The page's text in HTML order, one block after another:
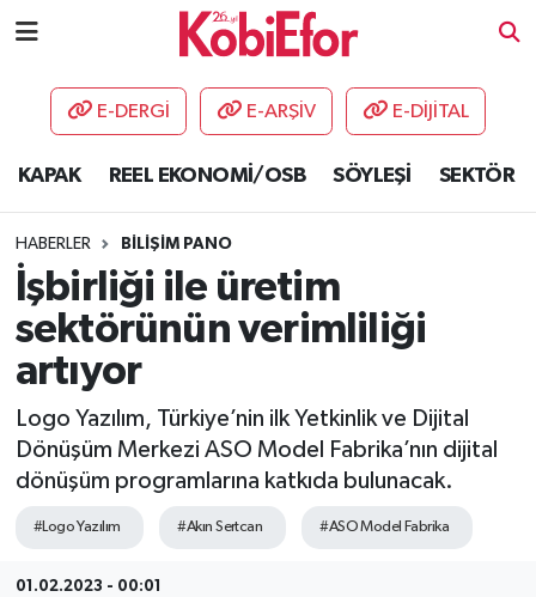
E-DERGİ E-ARŞİV E-DİJİTAL
KAPAK REEL EKONOMİ/OSB SÖYLEŞİ SEKTÖR
HABERLER BİLİŞİM PANO
İşbirliği ile üretim
sektörünün verimliliği
artıyor
Logo Yazılım, Türkiye’nin ilk Yetkinlik ve Dijital
Dönüşüm Merkezi ASO Model Fabrika’nın dijital
dönüşüm programlarına katkıda bulunacak.
#Logo Yazılım #Akın Sertcan #ASO Model Fabrika
01.02.2023 - 00:01
AKADEMİ
DESTEK-TEŞVİK
ETKİNLİK
GÜNCEL
HABERLER
KAPAK
OSB
SEKTÖR